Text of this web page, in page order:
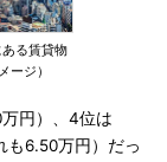
る賃貸物
ージ）
円）、4位は
も6.50万円）だっ